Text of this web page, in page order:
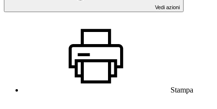
Vedi azioni
Stampa